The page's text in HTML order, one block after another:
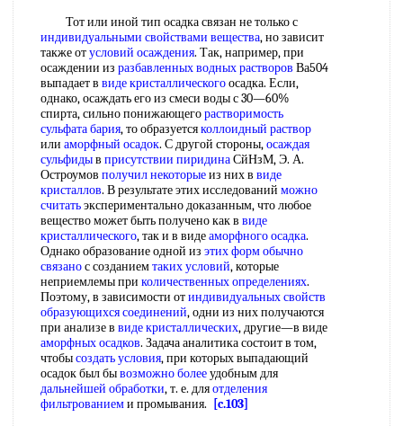
Тот или иной тип осадка связан не только с
индивидуальными свойствами вещества, но зависит
также отусловий осаждения. Так, например, при
осаждении из разбавленных водных растворов Ва504
выпадает в виде кристаллическогоосадка. Если,
однако, осаждать его из смеси воды с 30—60%
спирта, сильно понижающегорастворимость
сульфата бария, то образуетсяколлоидный раствор
или аморфный осадок. С другой стороны,осаждая
сульфидыв присутствии пиридинаСйНзМ, Э. А.
Остроумов получил некоторыеиз них в виде
кристаллов. В результате этих исследований можно
считатьэкспериментально доказанным, что любое
вещество может быть получено как в виде
кристаллического, так и в видеаморфного осадка.
Однако образование одной из этих формобычно
связанос созданиемтаких условий, которые
неприемлемы при количественных определениях.
Поэтому, в зависимости отиндивидуальных свойств
образующихся соединений, одни из них получаются
при анализе в виде кристаллических, другие—в виде
аморфных осадков. Задача аналитика состоит в том,
чтобысоздать условия, при которых выпадающий
осадок был бывозможно болееудобным для
дальнейшей обработки, т. е. дляотделения
фильтрованиеми промывания.
[c.103]